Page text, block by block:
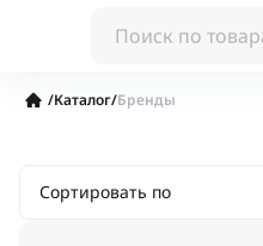
/Каталог/Бренды
Сортировать по